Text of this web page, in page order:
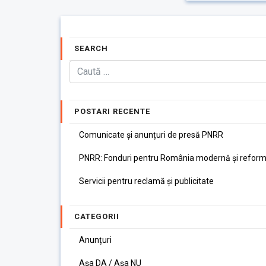
SEARCH
POSTARI RECENTE
Comunicate și anunțuri de presă PNRR
PNRR: Fonduri pentru România modernă și
Servicii pentru reclamă și publicitate
CATEGORII
Anunțuri
Așa DA / Așa NU